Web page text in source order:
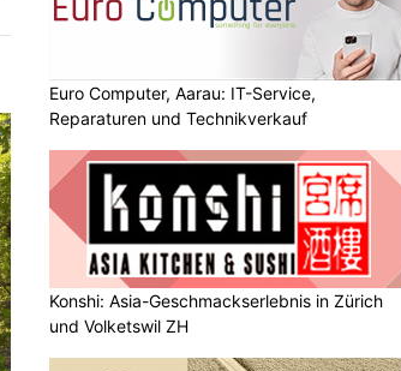
Euro Computer, Aarau: IT-Service,
Reparaturen und Technikverkauf
Konshi: Asia-Geschmackserlebnis in Zürich
und Volketswil ZH